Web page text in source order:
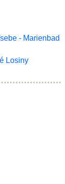
- Marienbad
Losiny